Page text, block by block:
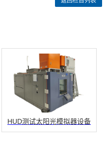
HUD测试太阳光模拟器设备